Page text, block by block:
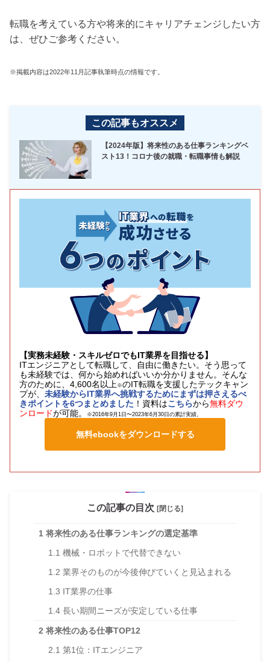
転職を考えている方や将来的にキャリアチェンジしたい方
は、ぜひご参考ください。
※掲載内容は2022年11月記事執筆時点の情報です。
この記事もオススメ
【2024年版】将来性のある仕事ランキングベ
スト13！コロナ後の就職・転職事情も解説
【実務未経験・スキルゼロでもIT業界を目指せる】
ITエンジニアとして転職して、自由に働きたい。そう思って
も未経験では、何から始めればいいか分かりません。そんな
方のために、4,600名以上 ※のIT転職を支援したテックキャン
プが、 未経験からIT業界へ挑戦するためにまずは押さえるべ
きポイントを6つまとめました ！資料はこちらから無料ダウ
ンロードが可能。 ※2016年9月1日〜2023年6月30日の累計実績。
無料ebookをダウンロードする
この記事の目次 [閉じる]
1 将来性のある仕事ランキングの選定基準
1.1 機械・ロボットで代替できない
1.2 業界そのものが今後伸びていくと見込まれる
1.3 IT業界の仕事
1.4 長い期間ニーズが安定している仕事
2 将来性のある仕事TOP12
2.1 第1位：ITエンジニア